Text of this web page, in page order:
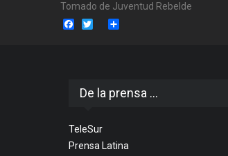
Tomado de Juventud Rebelde
Facebook
Twitter
De la prensa ...
TeleSur
Prensa Latina